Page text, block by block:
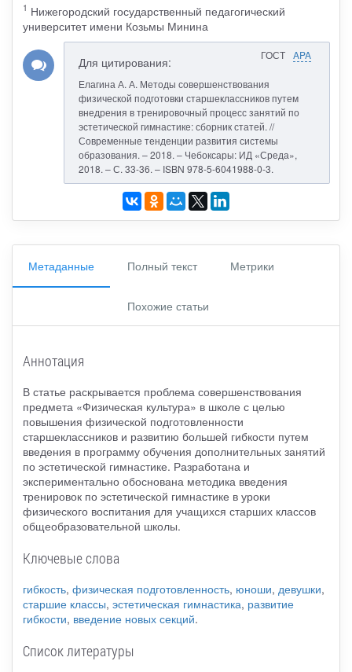
1 Нижегородский государственный педагогический
университет имени Козьмы Минина
ГОСТ APA
Для цитирования:
Елагина А. А. Методы совершенствования
физической подготовки старшеклассников путем
внедрения в тренировочный процесс занятий по
эстетической гимнастике: сборник статей. //
Современные тенденции развития системы
образования. – 2018. – Чебоксары: ИД «Среда»,
2018. – С. 33-36. – ISBN 978-5-6041988-0-3.
Метаданные Полный текст Метрики
Похожие статьи
Аннотация
В статье раскрывается проблема совершенствования
предмета «Физическая культура» в школе с целью
повышения физической подготовленности
старшеклассников и развитию большей гибкости путем
введения в программу обучения дополнительных занятий
по эстетической гимнастике. Разработана и
экспериментально обоснована методика введения
тренировок по эстетической гимнастике в уроки
физического воспитания для учащихся старших классов
общеобразовательной школы.
Ключевые слова
гибкость, физическая подготовленность, юноши, девушки,
старшие классы, эстетическая гимнастика, развитие
гибкости, введение новых секций.
Список литературы